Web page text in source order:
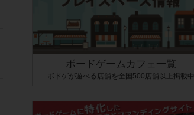
ボードゲームカフェ一覧
ボドゲが遊べる店舗を全国500店舗以上掲載中